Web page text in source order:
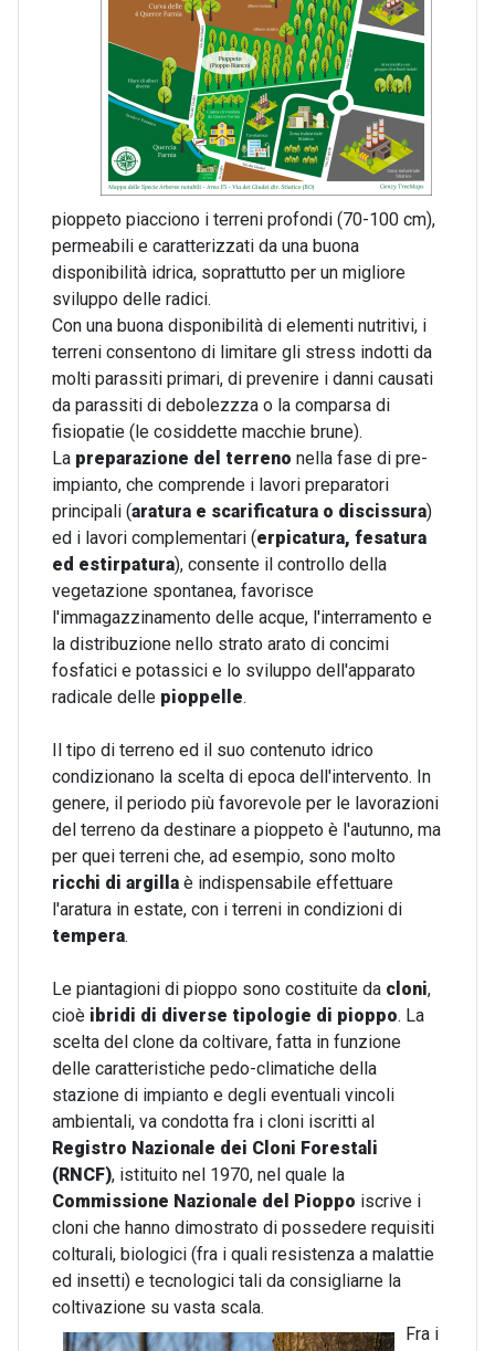
pioppeto piacciono i terreni profondi (70-100 cm),
permeabili e caratterizzati da una buona
disponibilità idrica, soprattutto per un migliore
sviluppo delle radici.
Con una buona disponibilità di elementi nutritivi, i
terreni consentono di limitare gli stress indotti da
molti parassiti primari, di prevenire i danni causati
da parassiti di debolezzza o la comparsa di
fisiopatie (le cosiddette macchie brune).
La preparazione del terreno nella fase di pre-
impianto, che comprende i lavori preparatori
principali (aratura e scarificatura o discissura)
ed i lavori complementari (erpicatura, fesatura
ed estirpatura), consente il controllo della
vegetazione spontanea, favorisce
l'immagazzinamento delle acque, l'interramento e
la distribuzione nello strato arato di concimi
fosfatici e potassici e lo sviluppo dell'apparato
radicale delle pioppelle.
Il tipo di terreno ed il suo contenuto idrico
condizionano la scelta di epoca dell'intervento. In
genere, il periodo più favorevole per le lavorazioni
del terreno da destinare a pioppeto è l'autunno, ma
per quei terreni che, ad esempio, sono molto
ricchi di argilla è indispensabile effettuare
l'aratura in estate, con i terreni in condizioni di
tempera.
Le piantagioni di pioppo sono costituite da cloni,
cioè ibridi di diverse tipologie di pioppo. La
scelta del clone da coltivare, fatta in funzione
delle caratteristiche pedo-climatiche della
stazione di impianto e degli eventuali vincoli
ambientali, va condotta fra i cloni iscritti al
Registro Nazionale dei Cloni Forestali
(RNCF), istituito nel 1970, nel quale la
Commissione Nazionale del Pioppo iscrive i
cloni che hanno dimostrato di possedere requisiti
colturali, biologici (fra i quali resistenza a malattie
ed insetti) e tecnologici tali da consigliarne la
coltivazione su vasta scala.
Fra i